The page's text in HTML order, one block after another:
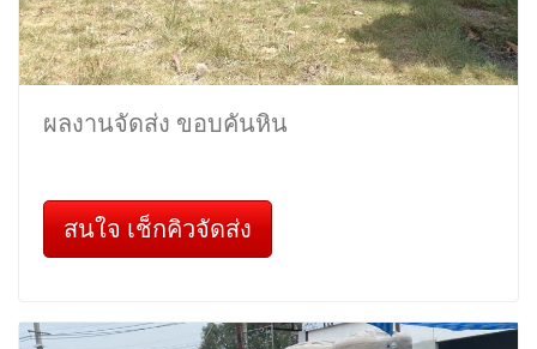
ผลงานจัดส่ง ขอบคันหิน
สนใจ เช็กคิวจัดส่ง